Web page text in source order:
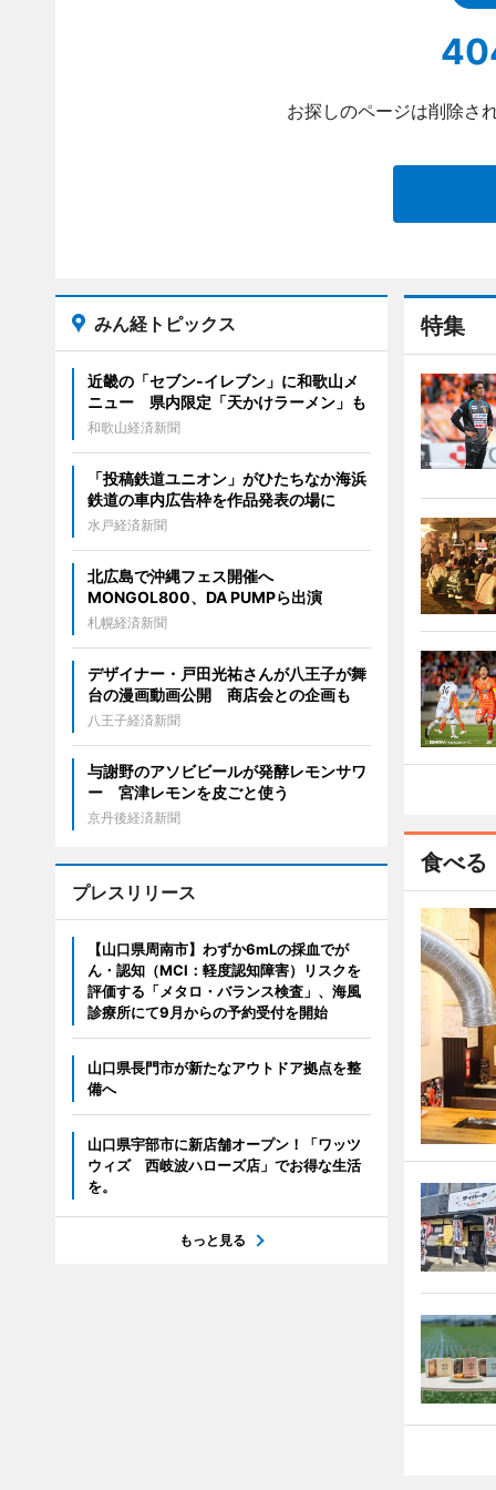
お探しのページは削除さ
特集
食べる
みん経トピックス
近畿の「セブン-イレブン」に和歌山メ
ニュー 県内限定「天かけラーメン」も
和歌山経済新聞
「投稿鉄道ユニオン」がひたちなか海浜
鉄道の車内広告枠を作品発表の場に
水戸経済新聞
北広島で沖縄フェス開催へ
MONGOL800、DA PUMPら出演
札幌経済新聞
デザイナー・戸田光祐さんが八王子が舞
台の漫画動画公開 商店会との企画も
八王子経済新聞
与謝野のアソビビールが発酵レモンサワ
ー 宮津レモンを皮ごと使う
京丹後経済新聞
プレスリリース
【山口県周南市】わずか6mLの採血でが
ん・認知（MCI：軽度認知障害）リスクを
評価する「メタロ・バランス検査」、海風
診療所にて9月からの予約受付を開始
山口県長門市が新たなアウトドア拠点を整
備へ
山口県宇部市に新店舗オープン！「ワッツ
ウィズ 西岐波ハローズ店」でお得な生活
を。
もっと見る